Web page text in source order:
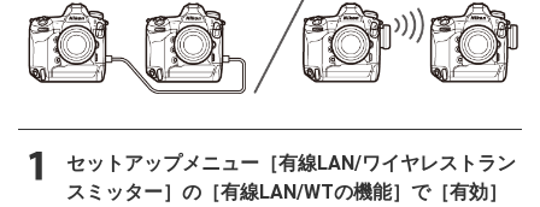
セットアップメニュー［有線LAN/ワイヤレストラン
スミッター］の［有線LAN/WTの機能］で［有効］